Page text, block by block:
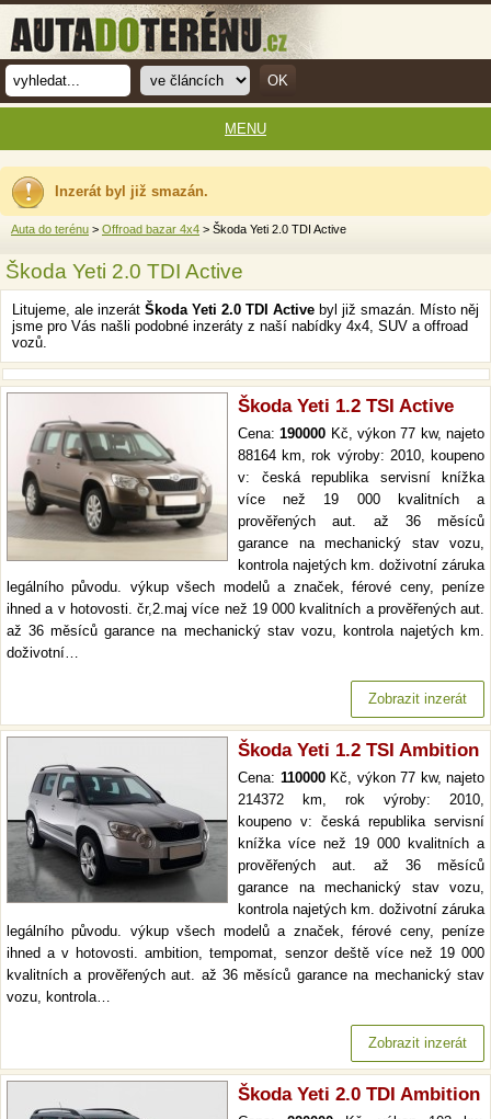
Inzerát byl již smazán.
Auta do terénu > Offroad bazar 4x4 > Škoda Yeti 2.0 TDI Active
Škoda Yeti 2.0 TDI Active
Litujeme, ale inzerát Škoda Yeti 2.0 TDI Active byl již smazán. Místo něj
jsme pro Vás našli podobné inzeráty z naší nabídky 4x4, SUV a offroad
vozů.
Škoda Yeti 1.2 TSI Active
Cena:190000 Kč, výkon 77 kw, najeto
88164 km, rok výroby: 2010, koupeno
v: česká republika servisní knížka
více než 19 000 kvalitních a
prověřených aut. až 36 měsíců
garance na mechanický stav vozu,
kontrola najetých km. doživotní záruka
legálního původu. výkup všech modelů a značek, férové ceny, peníze
ihned a v hotovosti. čr,2.maj více než 19 000 kvalitních a prověřených aut.
až 36 měsíců garance na mechanický stav vozu, kontrola najetých km.
doživotní…
Zobrazit inzerát
Škoda Yeti 1.2 TSI Ambition
Cena: 110000Kč, výkon 77 kw, najeto
214372 km, rok výroby: 2010,
koupeno v: česká republika servisní
knížka více než 19 000 kvalitních a
prověřených aut. až 36 měsíců
garance na mechanický stav vozu,
kontrola najetých km. doživotní záruka
legálního původu. výkup všech modelů a značek, férové ceny, peníze
ihned a v hotovosti. ambition, tempomat, senzor deště více než 19 000
kvalitních a prověřených aut. až 36 měsíců garance na mechanický stav
vozu, kontrola…
Zobrazit inzerát
Škoda Yeti 2.0 TDI Ambition
MENU